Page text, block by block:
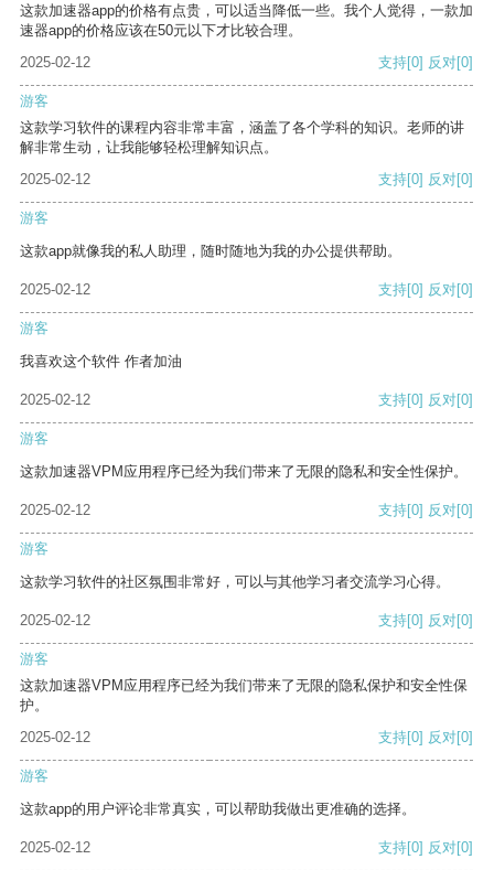
这款加速器app的价格有点贵，可以适当降低一些。我个人觉得，一款加
速器app的价格应该在50元以下才比较合理。
2025-02-12
支持[0] 反对[0]
游客
这款学习软件的课程内容非常丰富，涵盖了各个学科的知识。老师的讲
解非常生动，让我能够轻松理解知识点。
2025-02-12
支持[0] 反对[0]
游客
这款app就像我的私人助理，随时随地为我的办公提供帮助。
2025-02-12 支持[0] 反对[0]
游客
我喜欢这个软件 作者加油
2025-02-12 支持[0] 反对[0]
游客
这款加速器VPM应用程序已经为我们带来了无限的隐私和安全性保护。
2025-02-12 支持[0] 反对[0]
游客
这款学习软件的社区氛围非常好，可以与其他学习者交流学习心得。
2025-02-12 支持[0] 反对[0]
游客
这款加速器VPM应用程序已经为我们带来了无限的隐私保护和安全性保
护。
2025-02-12
支持[0] 反对[0]
游客
这款app的用户评论非常真实，可以帮助我做出更准确的选择。
2025-02-12 支持[0] 反对[0]